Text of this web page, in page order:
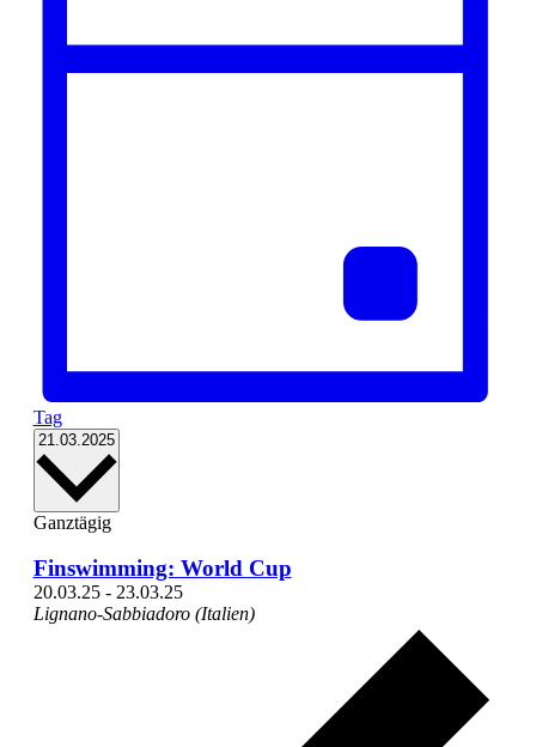
Tag
21.03.2025 Datum
Ganztägig
Finswimming: World Cup
20.03.25- 23.03.25
Lignano-Sabbiadoro (Italien)